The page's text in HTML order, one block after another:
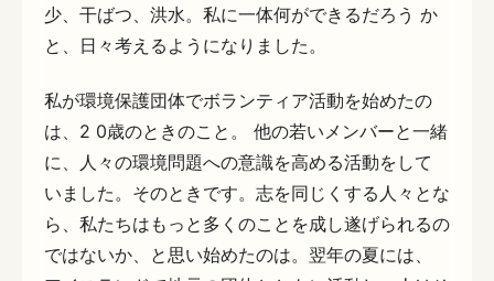
少、干ばつ、洪水。私に一体何ができるだろう か
と、日々考えるようになりました。
私が環境保護団体でボランティア活動を始めたの
は、2 0歳のときのこと。 他の若いメンバーと一緒
に、人々の環境問題への意識を高める活動をして
いました。そのときです。志を同じくする人々とな
ら、私たちはもっと多くのことを成し遂げられるの
ではないか、と思い始めたのは。翌年の夏には、